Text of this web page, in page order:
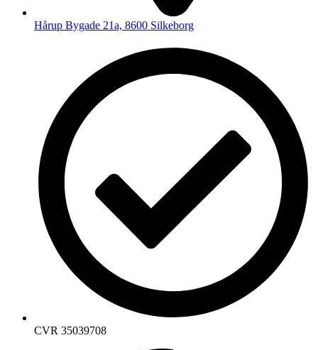
Hårup Bygade 21a, 8600 Silkeborg
CVR 35039708